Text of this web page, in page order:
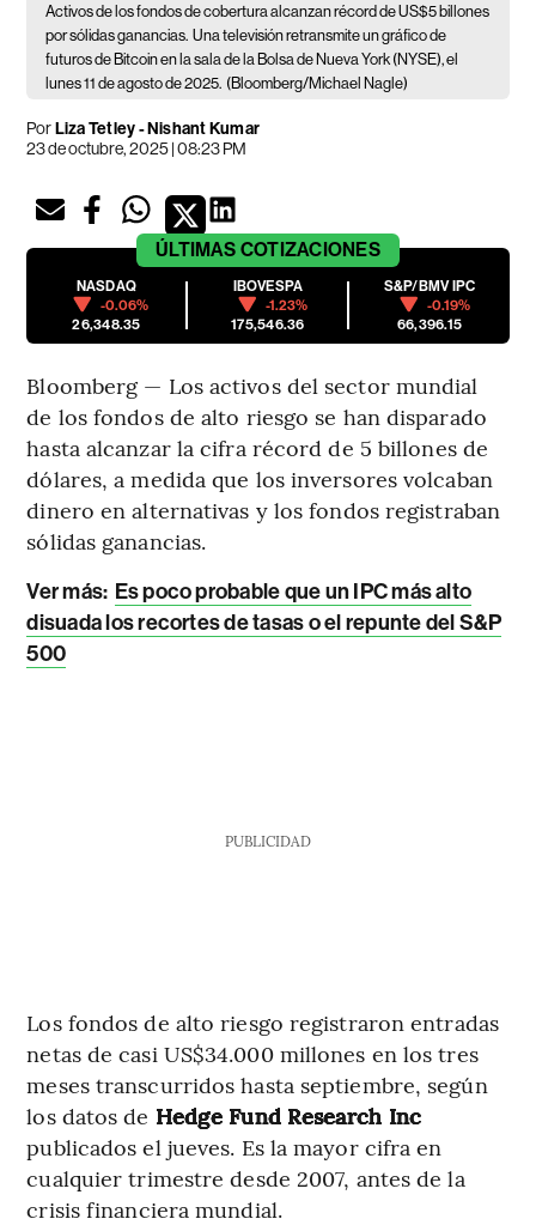
Activos de los fondos de cobertura alcanzan récord de US$5 billones
por sólidas ganancias. Una televisión retransmite un gráfico de
futuros de Bitcoin en la sala de la Bolsa de Nueva York (NYSE), el
lunes 11 de agosto de 2025. (Bloomberg/Michael Nagle)
PorLiza Tetley - Nishant Kumar
23 de octubre, 2025 | 08:23 PM
ÚLTIMAS COTIZACIONES
NASDAQ
-0.06%
26,348.35
IBOVESPA
-1.23%
175,546.36
S&P/BMV IPC
-0.19%
66,396.15
Bloomberg — Los activos del sector mundial
de los fondos de alto riesgo se han disparado
hasta alcanzar la cifra récord de 5 billones de
dólares, a medida que los inversores volcaban
dinero en alternativas y los fondos registraban
sólidas ganancias.
Ver más: Es poco probable que un IPC más alto
disuada los recortes de tasas o el repunte del S&P
500
PUBLICIDAD
Los fondos de alto riesgo registraron entradas
netas de casi US$34.000 millones en los tres
meses transcurridos hasta septiembre, según
los datos de Hedge Fund Research Inc
publicados el jueves. Es la mayor cifra en
cualquier trimestre desde 2007, antes de la
crisis financiera mundial.